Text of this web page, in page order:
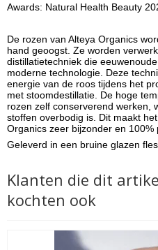
Awards: Natural Health Beauty
De rozen van Alteya Organics
hand geoogst. Ze worden
distillatietechniek die
moderne technologie. Deze
energie van de roos tijdens het
met stoomdestillatie. De hoge
rozen zelf conserverend werken,
stoffen overbodig is. Dit maakt
Organics zeer bijzonder en 100%
Geleverd in een bruine glazen fles.
Klanten die dit
kochten ook